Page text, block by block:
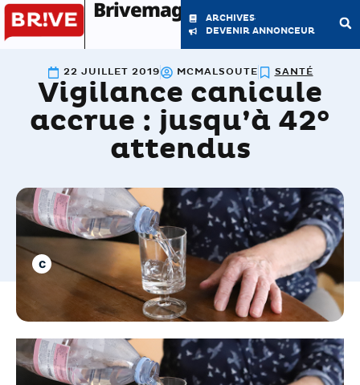
Brivemag'
ARCHIVES
DEVENIR ANNONCEUR
22 JUILLET 2019 MCMALSOUTE SANTÉ
Vigilance canicule
accrue : jusqu’à 42°
attendus